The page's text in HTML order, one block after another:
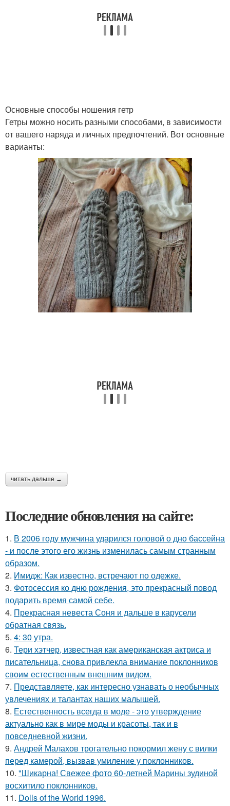
Основные способы ношения гетр
Гетры можно носить разными способами, в зависимости
от вашего наряда и личных предпочтений. Вот основные
варианты:
читать дальше →
Последние обновления на сайте:
1. В 2006 году мужчина ударился головой о дно бассейна
- и после этого его жизнь изменилась самым странным
образом.
2. Имидж: Как известно, встречают по одежке.
3. Фотосессия ко дню рождения, это прекрасный повод
подарить время самой себе.
4. Прекрасная невеста Соня и дальше в карусели
обратная связь.
5. 4: 30 утра.
6. Тери хэтчер, известная как американская актриса и
писательница, снова привлекла внимание поклонников
своим естественным внешним видом.
7. Представляете, как интересно узнавать о необычных
увлечениях и талантах наших малышей.
8. Естественность всегда в моде - это утверждение
актуально как в мире моды и красоты, так и в
повседневной жизни.
9. Андрей Малахов трогательно покормил жену с вилки
перед камерой, вызвав умиление у поклонников.
10. "Шикарна! Свежее фото 60-летней Марины зудиной
восхитило поклонников.
11. Dolls of the World 1996.